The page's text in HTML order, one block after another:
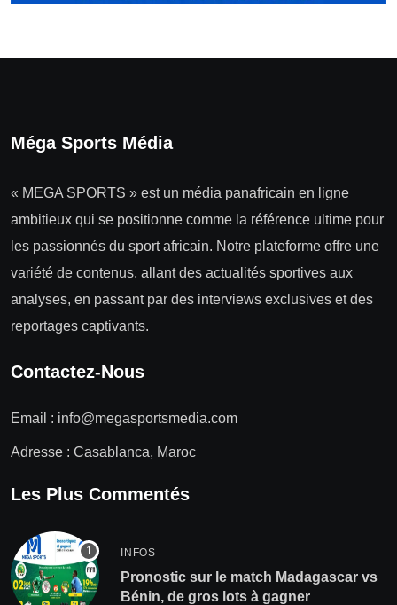
Méga Sports Média
« MEGA SPORTS » est un média panafricain en ligne
ambitieux qui se positionne comme la référence ultime pour
les passionnés du sport africain. Notre plateforme offre une
variété de contenus, allant des actualités sportives aux
analyses, en passant par des interviews exclusives et des
reportages captivants.
Contactez-Nous
Email : info@megasportsmedia.com
Adresse : Casablanca, Maroc
Les Plus Commentés
INFOS
Pronostic sur le match Madagascar vs
Bénin, de gros lots à gagner